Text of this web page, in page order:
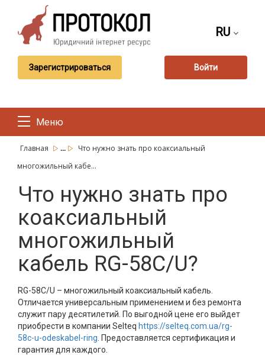
RU
Зарегистрироваться Войти
Меню
Главная ...
Что нужно знать про коаксиальный
многожильный кабе...
Что нужно знать про
коаксиальный
многожильный
кабель RG-58C/U?
RG-58C/U – многожильный коаксиальный кабель.
Отличается универсальным применением и без ремонта
служит пару десятилетий. По выгодной цене его выйдет
приобрести в компании Selteq https://selteq.com.ua/rg-
58c-u-odeskabel-ring . Предоставляется сертификация и
гарантия для каждого.